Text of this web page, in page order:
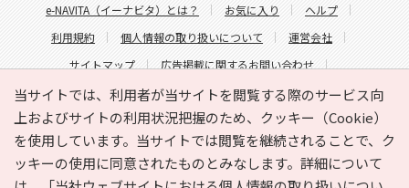
当サイトでは、利用者が当サイトを閲覧する際のサービス向
上およびサイトの利用状況把握のため、クッキー（Cookie）
を使用しています。当サイトでは閲覧を継続されることで、ク
ッキーの使用に同意されたものとみなします。詳細について
e-NAVITA（イーナビタ）とは？ お気に入り
ヘルプ
利用規約
個人情報の取り扱いについて
運営会社
サイトマップ
広告掲載に関するお問い合わせ
サイトの内容に関するお問い合わせ